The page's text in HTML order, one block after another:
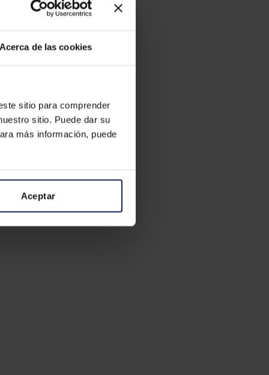
Acerca de las cookies
sitio para comprender
sitio. Puede dar su
más información, puede
Aceptar